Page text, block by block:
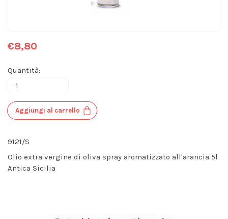
€8,80
Quantità:
Aggiungi al carrello
9121/S
Olio extra vergine di oliva spray aromatizzato all'arancia 5l
Antica Sicilia